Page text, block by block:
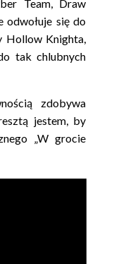
Team, Draw
się do
Knighta,
tak chlubnych
zdobywa
jestem, by
„W grocie